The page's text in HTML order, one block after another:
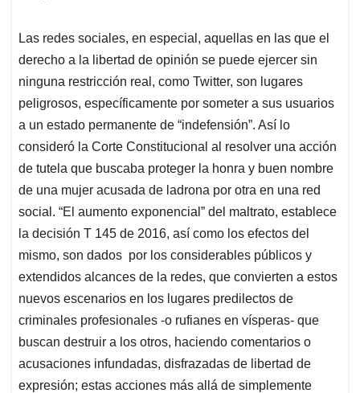
Las redes sociales, en especial, aquellas en las que el
derecho a la libertad de opinión se puede ejercer sin
ninguna restricción real, como Twitter, son lugares
peligrosos, específicamente por someter a sus usuarios
a un estado permanente de “indefensión”. Así lo
consideró la Corte Constitucional al resolver una acción
de tutela que buscaba proteger la honra y buen nombre
de una mujer acusada de ladrona por otra en una red
social. “El aumento exponencial” del maltrato, establece
la decisión T 145 de 2016, así como los efectos del
mismo, son dados por los considerables públicos y
extendidos alcances de la redes, que convierten a estos
nuevos escenarios en los lugares predilectos de
criminales profesionales -o rufianes en vísperas- que
buscan destruir a los otros, haciendo comentarios o
acusaciones infundadas, disfrazadas de libertad de
expresión; estas acciones más allá de simplemente